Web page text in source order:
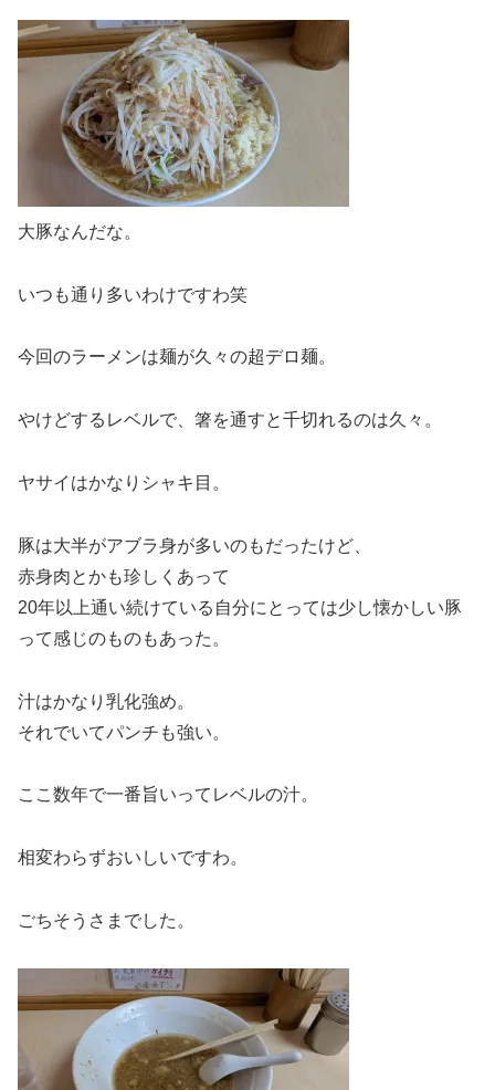
大豚なんだな。
いつも通り多いわけですわ笑
今回のラーメンは麺が久々の超デロ麺。
やけどするレベルで、箸を通すと千切れるのは久々。
ヤサイはかなりシャキ目。
豚は大半がアブラ身が多いのもだったけど、
赤身肉とかも珍しくあって
20年以上通い続けている自分にとっては少し懐かしい豚
って感じのものもあった。
汁はかなり乳化強め。
それでいてパンチも強い。
ここ数年で一番旨いってレベルの汁。
相変わらずおいしいですわ。
ごちそうさまでした。